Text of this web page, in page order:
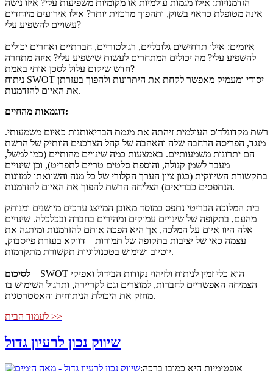
הזדמנויות: אילו מגמות עולמיות או מקומיות משפיעות עלי? איזו נישה
אינה מטופלת כראוי בשוק, ותהפוך מרכזית יותר? אילו אירועים מיוחדים
עשויים להשפיע עלי?
איומים: אילו תרחישים גלובליים, רגולטוריים, חברתיים ואחרים יכולים
להשפיע עלי? מה יכולים המתחרים לעשות שישפיע עלי? איזה מתחרה
חדש שיקום עלול לסכן אותי באמת?
ניתוח SWOT יסודי ומעמיק מאפשר לקחת את היתרונות ולהפוך בעזרתן
את האיום להזדמנות.
דוגמאות מהחיים:
רשת מקדונלד'ס העולמית זיהתה את מגמת הבריאותנות כאיום משמעותי.
מנגד, הפריסה הרחבה שלה והאהבה של קהל הצרכנים הוותיק של הרשת
הם יתרונות משמעותיים. באמצעות כמה שינויים מהותיים (כמו למשל,
מעבר לשמן קנולה, והוספת סלטים טריים לתפריט), וכן שינויים
בתקשורת השיווקית (כגון ציון הערך הקלורי של כל מנה והשוואתו למזונות
הנתפסים כבריאים) הצליחה הרשת להפוך את האיום להזדמנות.
בית המלוכה הבריטי נתפס כמוסד מאובן המייצג ערכים מיושנים ומנותק
מהעם, בתקופה של שינויים עמוקים ומהירים בחברה ובכלכלה. שינויים
אלה היוו איום על המלכה, אך היא הפכה אותם להזדמנות ומיתגה את
עצמה כאי של יציבות בתקופה של תמורות – דווקא בעזרת פייסבוק,
יוטיוב ושימוש בטכנולוגיות תקשורת מתקדמות.
לסיכום – SWOT הוא כלי זמין לניתוח ולזיהוי נקודות הבידול ואפיקי
הצמיחה האפשריים לחברות, למוצרים וגם לקריירה, ותרגול השימוש בו
מחזק את היכולת הניתוחית והאסטרטגית.
לעמוד הבית >>
שיווק נכון לרעיון גדול
אופטימיות היא כמובן ברכה;